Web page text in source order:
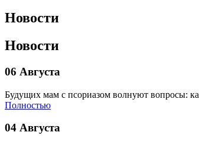
Новости
Новости
06 Августа
Будущих мам с псориазом волнуют вопросы:
Полностью
04 Августа